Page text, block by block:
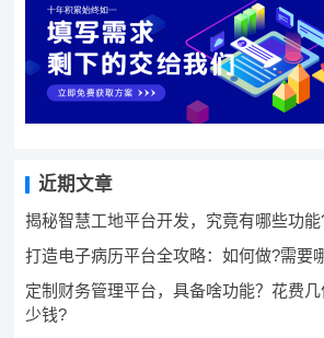
近期文章
揭秘智慧工地平台开发，究竟有哪些功能
打造电子病历平台全攻略：如何做?需要
定制财务管理平台，具备啥功能？花费
少钱?